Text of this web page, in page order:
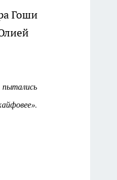
Гоши